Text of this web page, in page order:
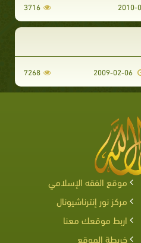
3716
7268
موقع الفقه الإسلامي
مركز نور إنترناشيونال
اربط موقعك معنا
خريطة الموقع